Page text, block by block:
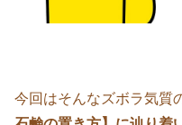
今回はそんなズボラ気質